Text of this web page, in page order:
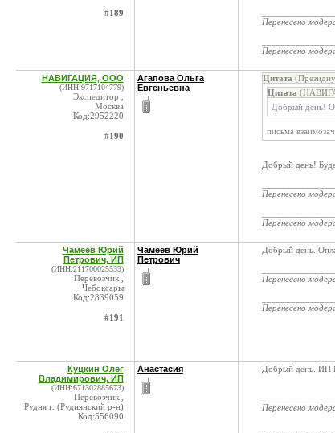
#189
Перенесено
Перенесено
НАВИГАЦИЯ, ООО
(ИНН:9717104779)
Экспедитор ,
Москва
Код:2952220
#190
Агапова Ольга
Евгеньевна
Цитата
Цитата
Добрый день!
письма
Добрый день!
Перенесено
Перенесено
Чамеев Юрий
Петрович, ИП
(ИНН:211700025533)
Перевозчик ,
Чебоксары
Код:2839059
#191
Чамеев Юрий
Петрович
Добрый день.
Перенесено
Перенесено
Куцкин Олег
Владимирович, ИП
(ИНН:671302885673)
Перевозчик ,
Рудня г. (Руднянский р-н)
Код:556090
Анастасия Добрый день. ИП
Перенесено